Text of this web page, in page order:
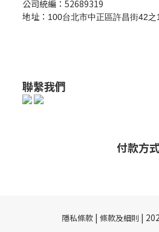
公司統編：52689319
地址： 100台北市中正區許昌街42
聯繫我們
付款方
隱私條款| 條款及細則 |